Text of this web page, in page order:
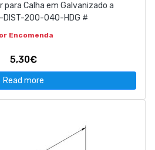
para Calha em Galvanizado a
DIST-200-040-HDG #
Encomenda
5,30€
Read more